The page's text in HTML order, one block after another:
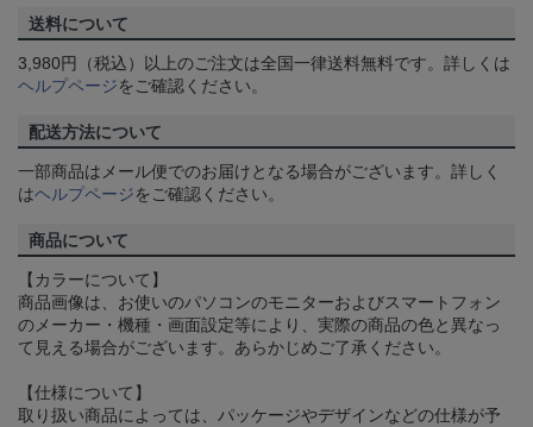
送料について
3,980円（税込）以上のご注文は全国一律送料無料です。詳しくは
ヘルプページをご確認ください。
配送方法について
一部商品はメール便でのお届けとなる場合がございます。詳しく
はヘルプページをご確認ください。
商品について
【カラーについて】
商品画像は、お使いのパソコンのモニターおよびスマートフォン
のメーカー・機種・画面設定等により、実際の商品の色と異なっ
て見える場合がございます。あらかじめご了承ください。
【仕様について】
取り扱い商品によっては、パッケージやデザインなどの仕様が予